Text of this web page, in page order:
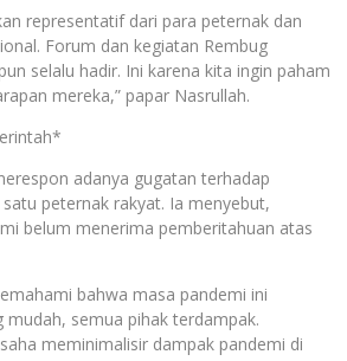
representatif dari para peternak dan
Forum dan kegiatan Rembug
selalu hadir. Ini karena kita ingin paham
mereka,” papar Nasrullah.
adanya gugatan terhadap
peternak rakyat. Ia menyebut,
belum menerima pemberitahuan atas
bahwa masa pandemi ini
mudah, semua pihak terdampak.
meminimalisir dampak pandemi di